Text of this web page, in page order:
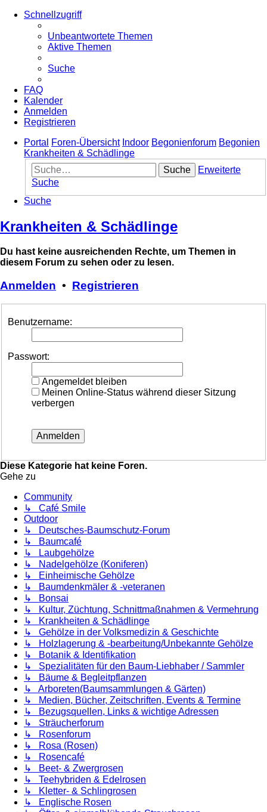
Schnellzugriff
Unbeantwortete Themen
Aktive Themen
Suche
FAQ
Kalender
Anmelden
Registrieren
Portal
Foren-Übersicht Indoor Begonienforum Begonien
Krankheiten & Schädlinge
Suche
Erweiterte
Suche
Suche
Krankheiten & Schädlinge
Du hast keine ausreichenden Rechte, um Themen in
diesem Forum zu sehen oder zu lesen.
Anmelden • Registrieren
Benutzername:
Passwort:
Angemeldet bleiben
Meinen Online-Status während dieser Sitzung
verbergen
Diese Kategorie hat keine Foren.
Gehe zu
Community
↳ Café Smile
Outdoor
↳ Deutsches-Baumschutz-Forum
↳ Baumcafé
↳ Laubgehölze
↳ Nadelgehölze (Koniferen)
↳ Einheimische Gehölze
↳ Baumdenkmäler & -veteranen
↳ Bonsai
↳ Kultur, Züchtung, Schnittmaßnahmen & Vermehrung
↳ Krankheiten & Schädlinge
↳ Gehölze in der Volksmedizin & Geschichte
↳ Holzlagerung & -bearbeitung/Unbekannte Gehölze
↳ Botanik & Identifikation
↳ Spezialitäten für den Baum-Liebhaber / Sammler
↳ Bäume & Begleitpflanzen
↳ Arboreten(Baumsammlungen & Gärten)
↳ Medien, Bücher, Zeitschriften, Events & Termine
↳ Bezugsquellen, Links & wichtige Adressen
↳ Sträucherforum
↳ Rosenforum
↳ Rosa (Rosen)
↳ Rosencafé
↳ Beet- & Zwergrosen
↳ Teehybriden & Edelrosen
↳ Kletter- & Schlingrosen
↳ Englische Rosen